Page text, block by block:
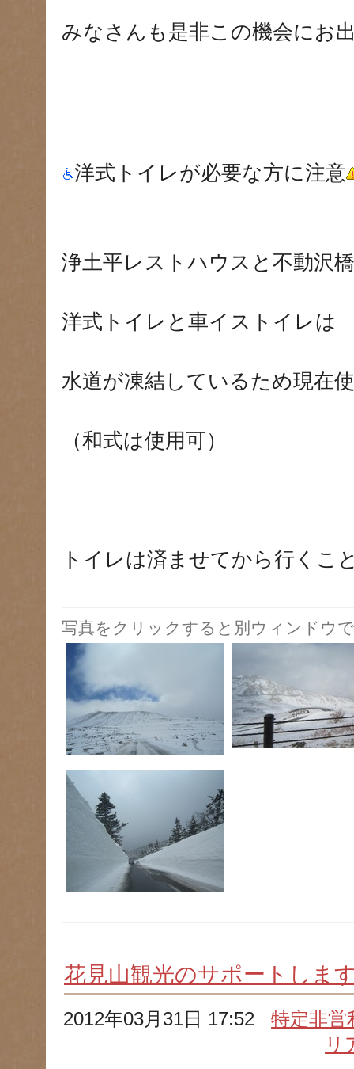
みなさんも是非この機会にお
洋式トイレが必要な方に注意
浄土平レストハウスと不動沢
洋式トイレと車イストイレは
水道が凍結しているため現在
（和式は使用可）
トイレは済ませてから行くこ
写真をクリックすると別ウィンドウ
花見山観光のサポートしま
2012年03月31日 17:52特定非
リ